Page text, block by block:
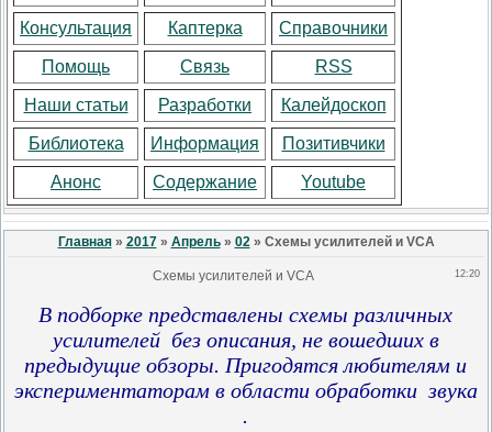
Консультация Каптерка Справочники
Помощь Связь RSS
Наши статьи Разработки Калейдоскоп
Библиотека Информация Позитивчики
Анонс Содержание Youtube
Главная» 2017 » Апрель » 02» Схемы усилителей и VCA
12:20
Схемы усилителей и VCA
В подборке представлены схемы различных
усилителей без описания, не вошедших в
предыдущие обзоры. Пригодятся любителям и
экспериментаторам в области обработки звука
.